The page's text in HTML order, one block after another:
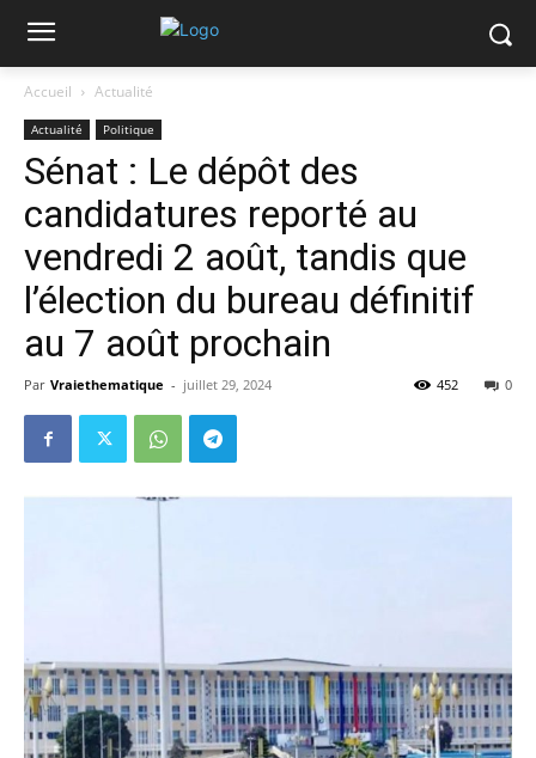
Accueil Actualité
Actualité Politique
Sénat : Le dépôt des
candidatures reporté au
vendredi 2 août, tandis que
l’élection du bureau définitif
au 7 août prochain
Par Vraiethematique - juillet 29, 2024 0
452